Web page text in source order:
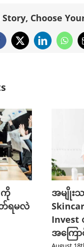
Story, Choose
X LinkedIn
းဖို့
း (
သြဂုတ်
လည်ပတ်
ဆုံး နေ
August